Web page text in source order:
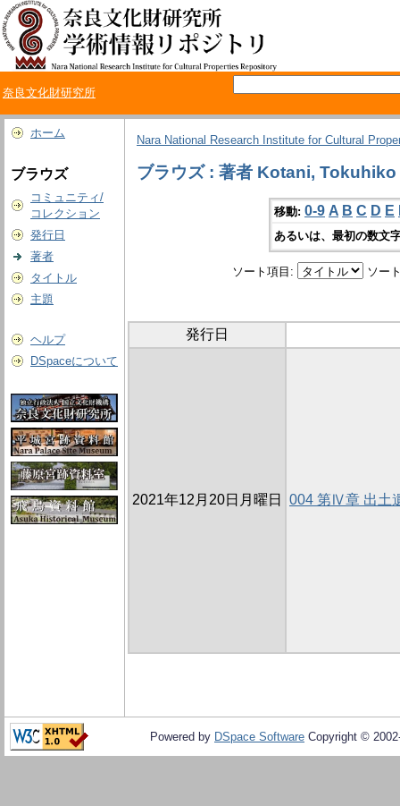
奈良文化財研究所
ホーム
ブラウズ
コミュニティ/
コレクション
発行日
著者
タイトル
主題
ヘルプ
DSpaceについて
Nara National Research Institute for Cultural
ブラウズ : 著者 Kotani, Tokuhiko
移動: 0-9 A B C D E
あるいは、最初の数文
ソート項目: ソー
発行日
2021年12月20日月曜日 004 第Ⅳ章 出土
Powered by DSpace Software Copyright ©